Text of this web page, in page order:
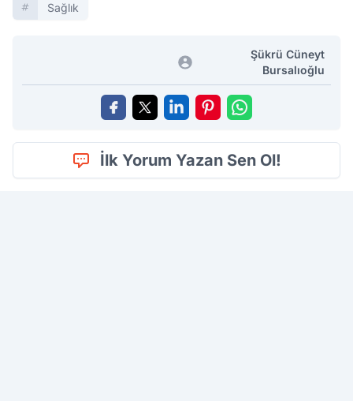
Sağlık
Şükrü Cüneyt
Bursalıoğlu
İlk Yorum Yazan Sen Ol!